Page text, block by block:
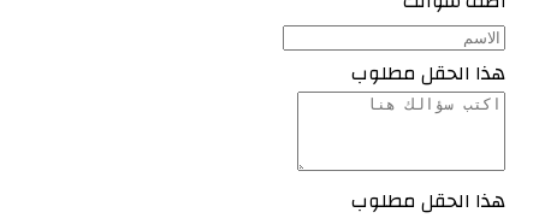
هذا الحقل مطلوب
هذا الحقل مطلوب